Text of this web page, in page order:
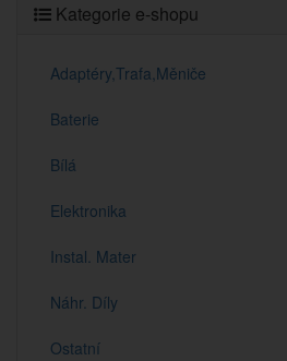
Kategorie e-shopu
Adaptéry,Trafa,Měniče
Baterie
Bílá
Elektronika
Instal. Mater
Náhr. Díly
Ostatní